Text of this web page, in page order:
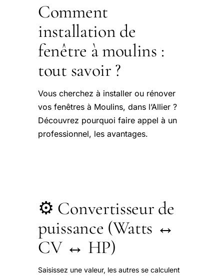
Comment
installation de
fenêtre à moulins :
tout savoir ?
Vous cherchez à installer ou rénover
vos fenêtres à Moulins, dans l’Allier ?
Découvrez pourquoi faire appel à un
professionnel, les avantages.
⚙️ Convertisseur de
puissance (Watts ↔
CV ↔ HP)
Saisissez une valeur, les autres se calculent